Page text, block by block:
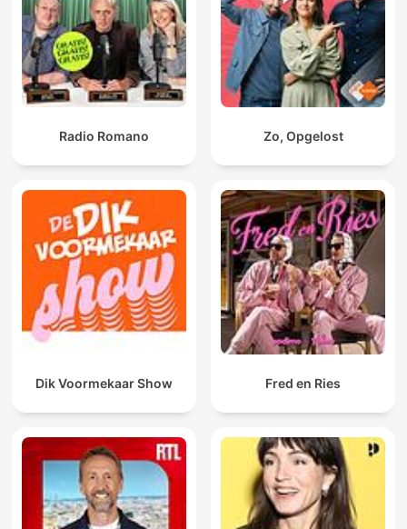
Radio Romano Zo, Opgelost
Dik Voormekaar Show Fred en Ries